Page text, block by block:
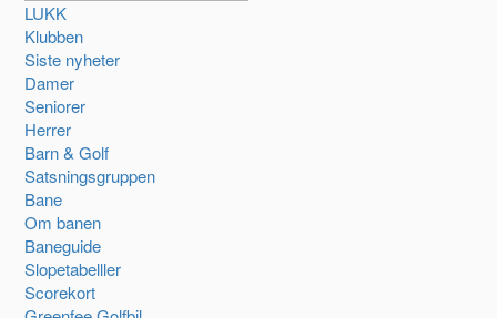
LUKK
Klubben
Siste nyheter
Damer
Seniorer
Herrer
Barn & Golf
Satsningsgruppen
Bane
Om banen
Baneguide
Slopetabelller
Scorekort